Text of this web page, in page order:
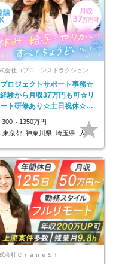
ロジェクトサポート事務☆
験から月収37万円も可☆リ
ト研修あり☆土日祝休☆20
30代活躍/b
300～1350万円
東京都_神奈川県_埼玉県_大阪府_愛知県…
会社Ｃｒａｎｅ＆Ｉ